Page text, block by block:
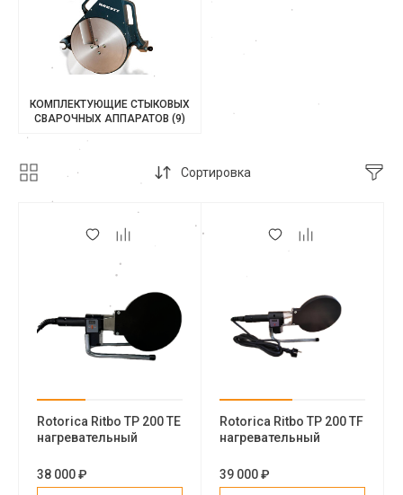
КОМПЛЕКТУЮЩИЕ СТЫКОВЫХ
СВАРОЧНЫХ АППАРАТОВ (9)
Сортировка
Rotorica Ritbo TP 200 TE
нагревательный
терморегулятором
38 000 ₽
Rotorica Ritbo TP 200 TF
нагревательный
встроенным
термостатом
39 000 ₽